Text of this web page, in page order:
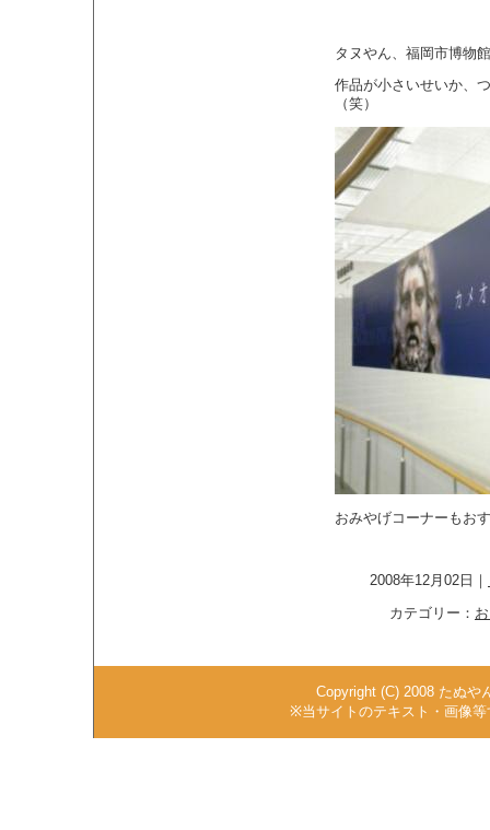
タヌやん、福岡市博物
作品が小さいせいか、
（笑）
おみやげコーナーもお
2008年12月02日｜
カテゴリー：
Copyright (C) 2008 たぬや
※当サイトのテキスト・画像